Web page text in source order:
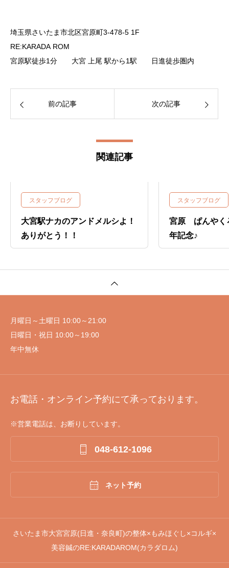
埼玉県さいたま市北区宮原町3-478-5 1F
RE:KARADA ROM
宮原駅徒歩1分 大宮 上尾 駅から1駅 日進徒歩圏内
前の記事 次の記事
関連記事
スタッフブログ
大宮駅ナカのアンドメルシよ！
ありがとう！！
スタッフブログ
宮原 ぱんやく
年記念♪
月曜日～土曜日 10:00～21:00
日曜日・祝日 10:00～19:00
年中無休
お電話・オンライン予約にて承っております。
※営業電話は、お断りしています。
 048-612-1096
 ネット予約
さいたま市大宮宮原(日進・奈良町)の整体×もみほぐし×コルギ×
美容鍼のRE:KARADAROM(カラダロム)